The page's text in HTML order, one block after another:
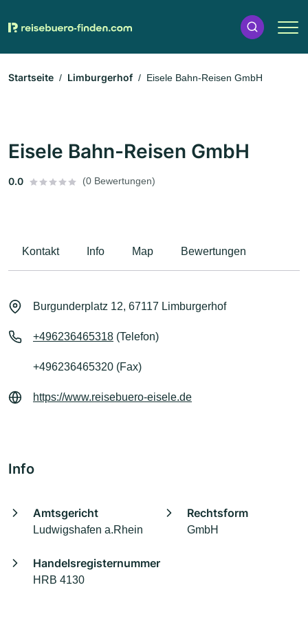
Startseite Limburgerhof Eisele Bahn-Reisen GmbH
Eisele Bahn-Reisen GmbH
0.0 (0 Bewertungen)
Kontakt Info Map Bewertungen
Burgunderplatz 12, 67117 Limburgerhof
+496236465318 (Telefon)
+496236465320 (Fax)
https://www.reisebuero-eisele.de
Info
Amtsgericht
Ludwigshafen a.Rhein
Rechtsform
GmbH
Handelsregisternummer
HRB 4130